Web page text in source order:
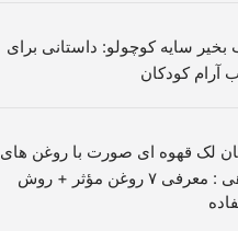
سایه کوچولو: داستانی برای
آرام کودکان
لک قهوه ای صورت با روغن های
گیاهی : معرفی ۷ روغن مؤثر + روش